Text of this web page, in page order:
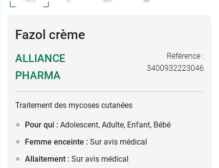
Fazol crème
ALLIANCE
PHARMA
Référence :
3400932223046
Traitement des mycoses cutanées
Pour qui : Adolescent, Adulte, Enfant, Bébé
Femme enceinte : Sur avis médical
Allaitement : Sur avis médical